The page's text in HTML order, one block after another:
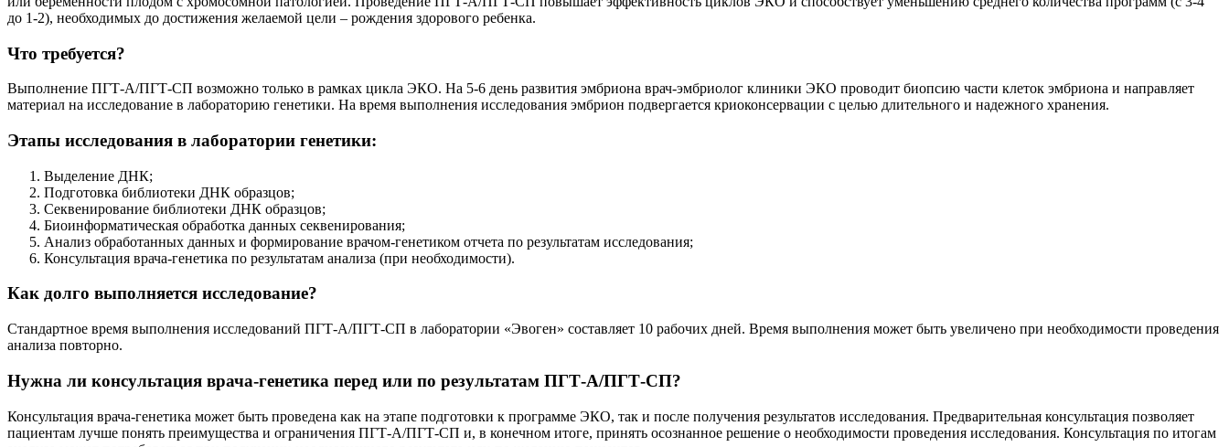
до 1-2), необходимых до достижения желаемой цели – рождения здорового ребенка.
Что требуется?
Выполнение ПГТ-А/ПГТ-СП возможно только в рамках цикла ЭКО. На 5-6 день развития эмбриона врач-эмбриолог клиники ЭКО проводит биопсию части клеток эмбриона и направляет
материал на исследование в лабораторию генетики. На время выполнения исследования эмбрион подвергается криоконсервации с целью длительного и надежного хранения.
Этапы исследования в лаборатории генетики:
Выделение ДНК;
Подготовка библиотеки ДНК образцов;
Секвенирование библиотеки ДНК образцов;
Биоинформатическая обработка данных секвенирования;
Анализ обработанных данных и формирование врачом-генетиком отчета по результатам исследования;
Консультация врача-генетика по результатам анализа (при необходимости).
Как долго выполняется исследование?
Стандартное время выполнения исследований ПГТ-А/ПГТ-СП в лаборатории «Эвоген» составляет 10 рабочих дней. Время выполнения может быть увеличено при необходимости проведения
анализа повторно.
Нужна ли консультация врача-генетика перед или по результатам ПГТ-А/ПГТ-СП?
Консультация врача-генетика может быть проведена как на этапе подготовки к программе ЭКО, так и после получения результатов исследования. Предварительная консультация позволяет
пациентам лучше понять преимущества и ограничения ПГТ-А/ПГТ-СП и, в конечном итоге, принять осознанное решение о необходимости проведения исследования. Консультация по итогам